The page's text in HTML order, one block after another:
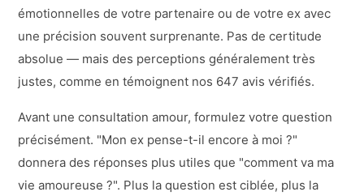
émotionnelles de votre partenaire ou de votre ex avec
une précision souvent surprenante. Pas de certitude
absolue — mais des perceptions généralement très
justes, comme en témoignent nos 647 avis vérifiés.
Avant une consultation amour, formulez votre question
précisément. "Mon ex pense-t-il encore à moi ?"
donnera des réponses plus utiles que "comment va ma
vie amoureuse ?". Plus la question est ciblée, plus la